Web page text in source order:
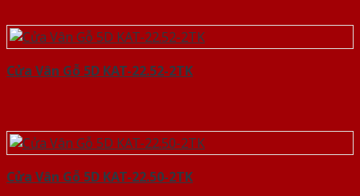
Cửa Vân Gỗ 5D KAT-22.52-2TK
Cửa Vân Gỗ 5D KAT-22.50-2TK